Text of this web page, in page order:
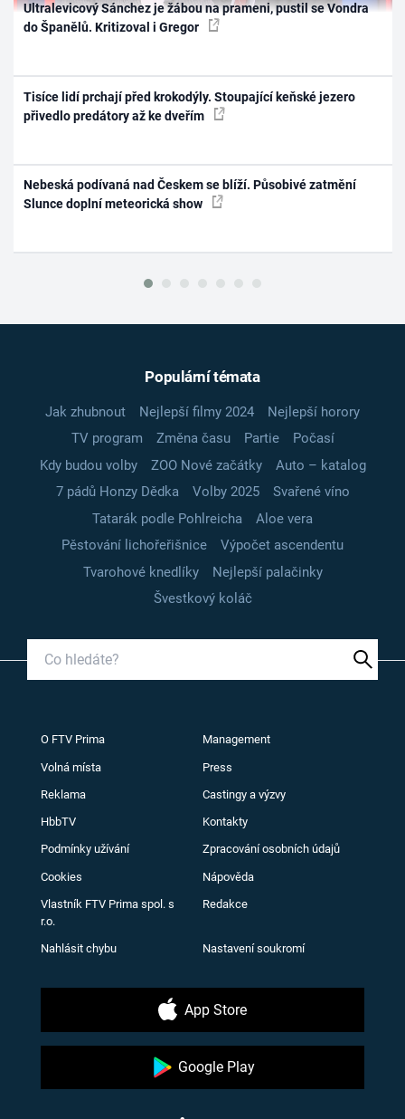
Ultralevicový Sánchez je žábou na prameni, pustil se Vondra
do Španělů. Kritizoval i Gregor
Tisíce lidí prchají před krokodýly. Stoupající keňské jezero
přivedlo predátory až ke dveřím
Nebeská podívaná nad Českem se blíží. Působivé zatmění
Slunce doplní meteorická show
Populární témata
Jak zhubnout Nejlepší filmy 2024
Nejlepší horory
TV program
Změna času Partie
Počasí
Kdy budou volby
ZOO Nové začátky
Auto – katalog
7 pádů Honzy Dědka
Volby 2025
Svařené víno
Tatarák podle Pohlreicha
Aloe vera
Pěstování lichořeřišnice
Výpočet ascendentu
Tvarohové knedlíky
Nejlepší palačinky
Švestkový koláč
O FTV Prima Management
Volná místa Press
Reklama Castingy a výzvy
HbbTV Kontakty
Podmínky užívání Zpracování osobních údajů
Cookies Nápověda
Vlastník FTV Prima spol. s
r.o.
Redakce
Nahlásit chybu Nastavení soukromí
App Store
Google Play